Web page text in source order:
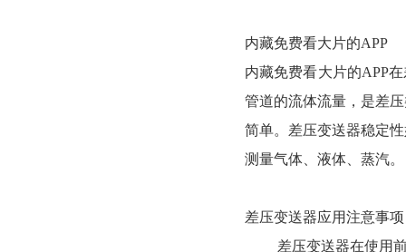
内藏免费看大片的APP
内藏免费看大片的APP在
管道的流体流量，是
简单。差压变送器稳定性
测量气体、液体、蒸汽。
差压变送器应用注意事项
差压变送器在使用前必须